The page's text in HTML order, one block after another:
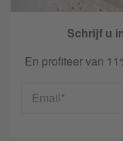
Schrijf u
En profiteer van
Email*